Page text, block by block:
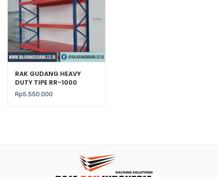
RAK GUDANG HEAVY
DUTY TIPE RR-1000
Rp5.550.000